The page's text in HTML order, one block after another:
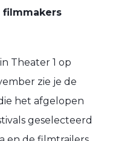
filmmakers
in Theater 1 op
zie je de
het afgelopen
geselecteerd